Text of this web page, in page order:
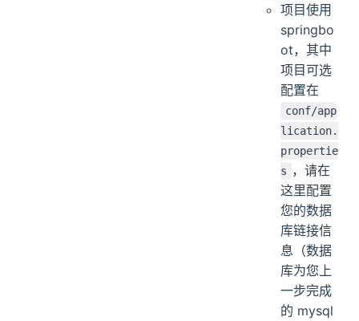
项目使用
springbo
ot，其中
项目可选
配置在
conf/app
lication.
propertie
s ，请在
这里配置
您的数据
库链接信
息（数据
库为您上
一步完成
的 mysql